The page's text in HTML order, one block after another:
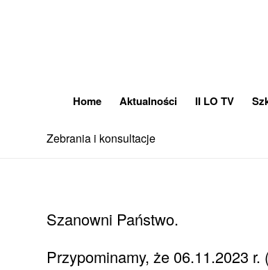
Home Aktualności II LO TV
Zebrania i konsultacje
Szanowni Państwo.
Przypominamy, że 06.11.2023